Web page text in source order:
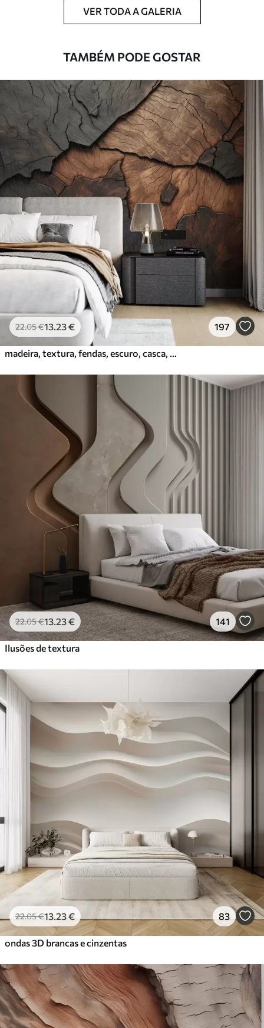
esponja macia. Murais de parede com
revestimento de verniz podem ser limpos
Aplicação perfeita
Materiais disponíveis
Standard
45.00 27.00€/m²
Premium
56.6734.00€/m²
Vinil Premium
65.0039.00€/m²
Peel and Stick
81.6749.00€/m²
VER TODA A GALERIA
TAMBÉM PODE GOSTAR
22.05€13 .23€ 197
22.05€13 .23€ 141
Ilusões de textura
22.05€13 .23€ 83
ondas 3D brancas e cinzentas